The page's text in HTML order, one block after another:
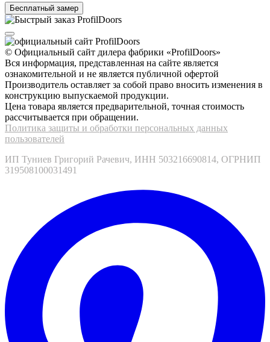
© Официальный сайт дилера фабрики «ProfilDoors»
Вся информация, представленная на сайте является
ознакомительной и не является публичной офертой
Производитель оставляет за собой право вносить изменения в
конструкцию выпускаемой продукции.
Цена товара является предварительной, точная стоимость
рассчитывается при обращении.
Политика защиты и обработки персональных данных
пользователей
ИП Туниев Григорий Рачевич, ИНН 503216690814, ОГРНИП
319508100031491